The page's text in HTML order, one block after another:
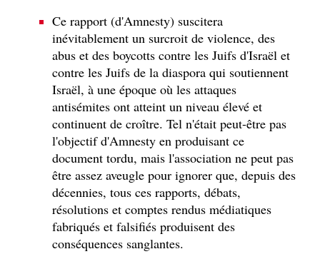
Ce rapport (d'Amnesty) suscitera
inévitablement un surcroit de violence, des
abus et des boycotts contre les Juifs d'Israël et
contre les Juifs de la diaspora qui soutiennent
Israël, à une époque où les attaques
antisémites ont atteint un niveau élevé et
continuent de croître. Tel n'était peut-être pas
l'objectif d'Amnesty en produisant ce
document tordu, mais l'association ne peut pas
être assez aveugle pour ignorer que, depuis des
décennies, tous ces rapports, débats,
résolutions et comptes rendus médiatiques
fabriqués et falsifiés produisent des
conséquences sanglantes.